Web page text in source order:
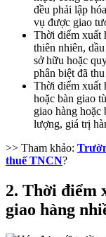
đều phải lập
vụ được giao
Thời điểm xuất
thiên nhiên,
sở hữu hoặc
phân biệt đã
Thời điểm xuất
hoặc bàn giao
giao hàng hoặc
lượng, giá trị
>> Tham khảo:
thuế TNCN?
2. Thời điểm
giao hàng